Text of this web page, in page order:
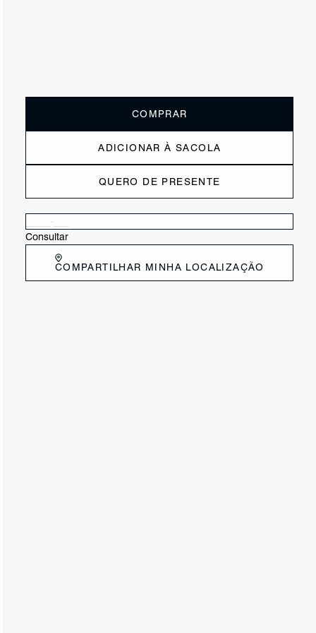
COMPRAR
ADICIONAR À SACOLA
QUERO DE PRESENTE
Consultar
COMPARTILHAR MINHA LOCALIZAÇÃO